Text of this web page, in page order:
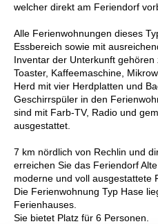
welcher direkt am Feriendorf
Alle Ferienwohnungen dieses
Essbereich sowie mit
Inventar der Unterkunft gehören
Toaster, Kaffeemaschine,
Herd mit vier Herdplatten und
Geschirrspüler in den
sind mit Farb-TV, Radio und
ausgestattet.
7 km nördlich von Rechlin und
erreichen Sie das Feriendorf
moderne und voll ausgestattete
Die Ferienwohnung Typ Hase
Ferienhauses.
Sie bietet Platz für 6 Personen.